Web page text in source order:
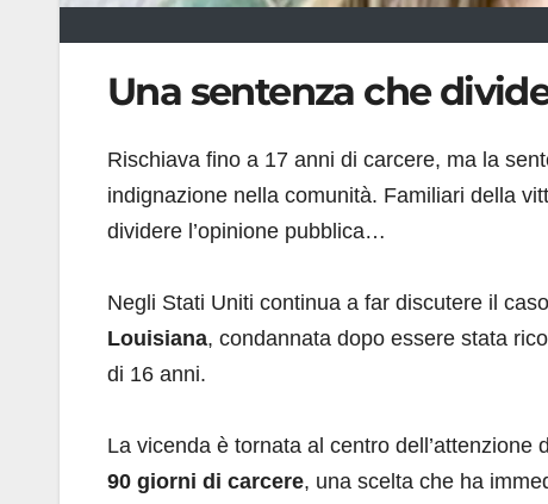
Una sentenza che
Rischiava fino a 17 anni di carcere, ma la
indignazione nella comunità. Familiari della
dividere l’opinione pubblica…
Negli Stati Uniti continua a far discutere il
Louisiana, condannata dopo essere stata
di 16 anni.
La vicenda è tornata al centro
90 giorni di carcere, una scelta che ha